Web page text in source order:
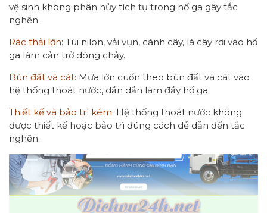
vệ sinh không phân hủy tích tụ trong hố ga gây tắc
nghẽn.
Rác thải lớn: Túi nilon, vải vụn, cành cây, lá cây rơi vào hố
ga làm cản trở dòng chảy.
Bùn đất và cát: Mưa lớn cuốn theo bùn đất và cát vào
hệ thống thoát nước, dần dần làm đầy hố ga.
Thiết kế và bảo trì kém: Hệ thống thoát nước không
được thiết kế hoặc bảo trì đúng cách dễ dẫn đến tắc
nghẽn.